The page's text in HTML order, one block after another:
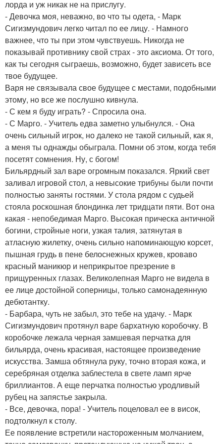
лорда и уж никак не на прислугу.
- Девочка моя, неважно, во что ты одета, - Марк
Сигизмундович легко читал по ее лицу. - Намного
важнее, что ты при этом чувствуешь. Никогда не
показывай противнику свой страх - это аксиома. От того,
как ты сегодня сыграешь, возможно, будет зависеть все
твое будущее.
Варя не связывала свое будущее с местами, подобными
этому, но все же послушно кивнула.
- С кем я буду играть? - Спросила она.
- С Марго. - Учитель едва заметно улыбнулся. - Она
очень сильный игрок, но далеко не такой сильный, как я,
а меня ты однажды обыграла. Помни об этом, когда тебя
посетят сомнения. Ну, с богом!
Бильярдный зал варе огромным показался. Яркий свет
заливал игровой стол, а невысокие трибуны были почти
полностью заняты гостями. У стола рядом с судьей
стояла роскошная блондинка лет тридцати пяти. Вот она
какая - непобедимая Марго. Высокая прическа античной
богини, стройные ноги, узкая талия, затянутая в
атласную жилетку, очень сильно напоминающую корсет,
пышная грудь в пене белоснежных кружев, кроваво
красный маникюр и неприкрытое презрение в
прищуренных глазах. Великолепная Марго не видела в
ее лице достойной соперницы, только самонадеянную
дебютантку.
- Барбара, чуть не забыл, это тебе на удачу. - Марк
Сигизмундович протянул варе бархатную коробочку. В
коробочке лежала черная замшевая перчатка для
бильярда, очень красивая, настоящее произведение
искусства. Замша обтянула руку, точно вторая кожа, и
серебряная отделка заблестела в свете ламп ярче
бриллиантов. А еще перчатка полностью уродливый
рубец на запястье закрыла.
- Все, девочка, пора! - Учитель поцеловал ее в висок,
подтолкнул к столу.
Ее появление встретили настороженным молчанием,